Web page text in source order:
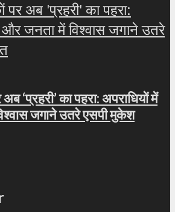
‘प्रहरी’ का पहरा: अपराधियों में
जगाने उतरे एसपी मुकेश